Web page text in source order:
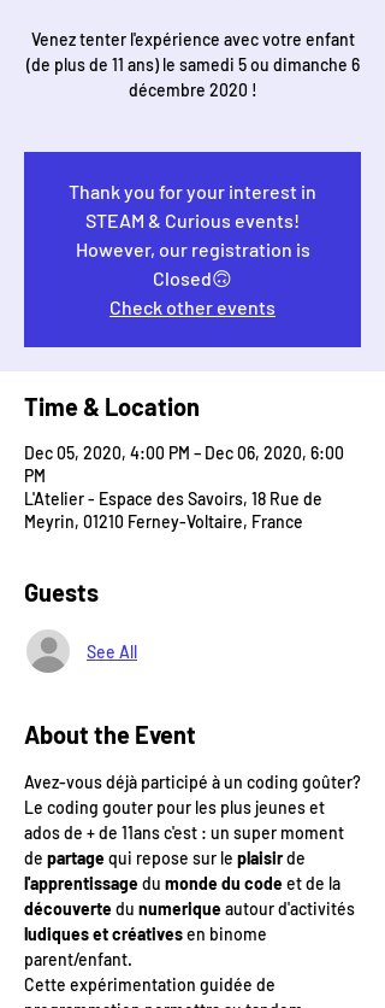
Venez tenter l'expérience avec votre enfant
(de plus de 11 ans) le samedi 5 ou dimanche 6
décembre 2020 !
Thank you for your interest in
STEAM & Curious events!
However, our registration is
Closed🙃
Check other events
Time & Location
Dec 05, 2020, 4:00 PM – Dec 06, 2020, 6:00
PM
L'Atelier - Espace des Savoirs, 18 Rue de
Meyrin, 01210 Ferney-Voltaire, France
Guests
See All
About the Event
Avez-vous déjà participé à un coding goûter?
Le coding gouter pour les plus jeunes et
ados de + de 11ans c'est : un super moment
de partage qui repose sur le plaisir de
l'apprentissage du monde du code et de la
découverte du numerique autour d'activités
ludiques et créatives en binome
parent/enfant.
Cette expérimentation guidée de